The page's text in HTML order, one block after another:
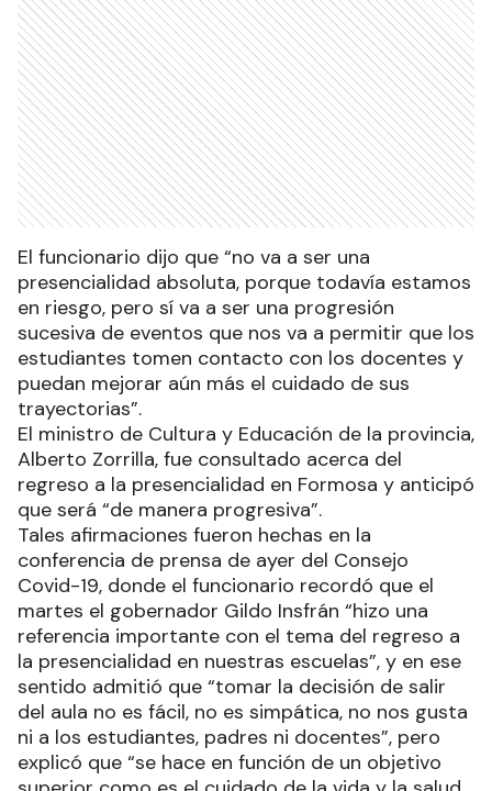
El funcionario dijo que “no va a ser una
presencialidad absoluta, porque todavía estamos
en riesgo, pero sí va a ser una progresión
sucesiva de eventos que nos va a permitir que los
estudiantes tomen contacto con los docentes y
puedan mejorar aún más el cuidado de sus
trayectorias”.
El ministro de Cultura y Educación de la provincia,
Alberto Zorrilla, fue consultado acerca del
regreso a la presencialidad en Formosa y anticipó
que será “de manera progresiva”.
Tales afirmaciones fueron hechas en la
conferencia de prensa de ayer del Consejo
Covid-19, donde el funcionario recordó que el
martes el gobernador Gildo Insfrán “hizo una
referencia importante con el tema del regreso a
la presencialidad en nuestras escuelas”, y en ese
sentido admitió que “tomar la decisión de salir
del aula no es fácil, no es simpática, no nos gusta
ni a los estudiantes, padres ni docentes”, pero
explicó que “se hace en función de un objetivo